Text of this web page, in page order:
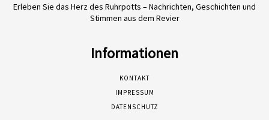
Erleben Sie das Herz des Ruhrpotts – Nachrichten, Geschichten und
Stimmen aus dem Revier
Informationen
KONTAKT
IMPRESSUM
DATENSCHUTZ